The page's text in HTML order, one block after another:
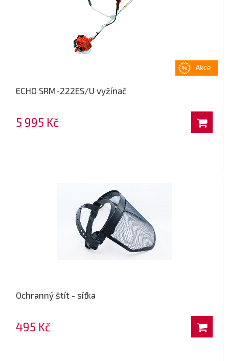
ECHO SRM-222ES/U vyžínač
5 995 Kč
Ochranný štít - síťka
495 Kč